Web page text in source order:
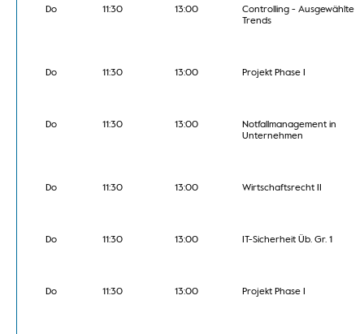
Do 11:30 13:00
Controlling - Ausgewählte
Trends
Do 11:30 13:00 Projekt Phase I
Do 11:30 13:00
Notfallmanagement in
Unternehmen
Do 11:30 13:00 Wirtschaftsrecht II
Do 11:30 13:00 IT-Sicherheit Üb. Gr. 1
Do 11:30 13:00 Projekt Phase I